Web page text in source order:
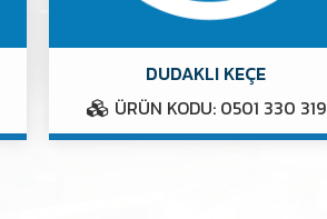
DUDAKLI KEÇE
ÜRÜN KODU: 0501 330 319